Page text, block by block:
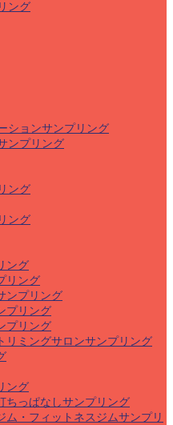
ング
ションサンプリング
ンプリング
ング
ング
ング
リング
ンプリング
プリング
プリング
リミングサロンサンプリング
ング
ちっぱなしサンプリング
ム・フィットネスジムサンプリ